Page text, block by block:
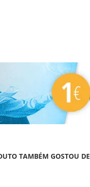
TAMBÉM GOSTOU DE